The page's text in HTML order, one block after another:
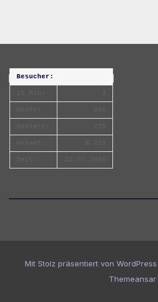
Besucher:
Mit Stolz präsentiert von WordPress
Themeansar